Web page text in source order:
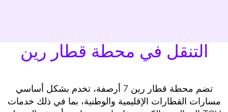
التنقل في محطة قطار رين
تضم محطة قطار رين 7 أرصفة، تخدم بشكل أساسي
مسارات القطارات الإقليمية والوطنية، بما في ذلك خدمات